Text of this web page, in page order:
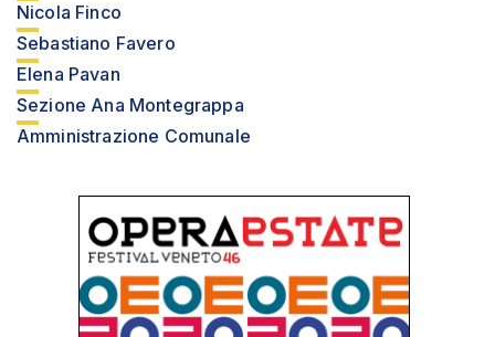
Nicola Finco
Sebastiano Favero
Elena Pavan
Sezione Ana Montegrappa
Amministrazione Comunale